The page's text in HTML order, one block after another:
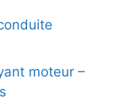
moteur –